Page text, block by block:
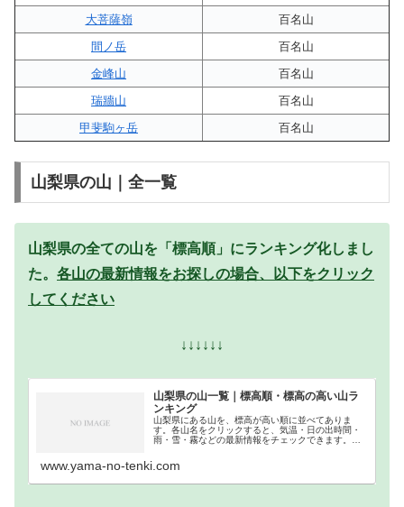
大菩薩嶺
百名山
間ノ岳
百名山
金峰山
百名山
瑞牆山
百名山
甲斐駒ヶ岳
百名山
山梨県の山｜全一覧
山梨県の全ての山を「標高順」にランキング化しまし
た。 各山の最新情報をお探しの場合、以下をクリック
してください
↓↓↓↓↓↓
山梨県の山一覧｜標高順・標高の高い山ラ
ンキング
山梨県にある山を、標高が高い順に並べてありま
す。各山名をクリックすると、気温・日の出時間・
雨・雪・霧などの最新情報をチェックできます。山
www.yama-no-tenki.com